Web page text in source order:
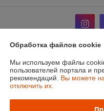
Информация для покупателя
Юридическое лицо:ЧТУП
220024, г. Минск, ул. Асаналиева,
Регистрационный номер ЕГР:
Обработка файлов cookie
Мы используем файлы
пользователей портала и
рекомендаций. Вы можете
отключить их.